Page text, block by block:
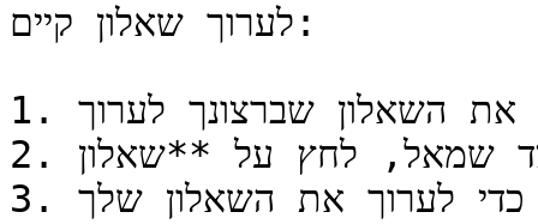
לערוך שאלון קיים:
1. בחר את הסקר המכיל את השאלון שברצונך לערוך.
2. מתפריט הניווט בצד שמאל, לחץ על **שאלון**.
3. תועבר לבונה הטפסים כדי לערוך את השאלון שלך.